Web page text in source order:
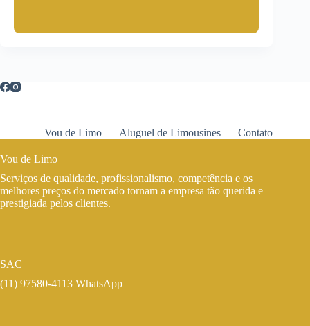
Vou de Limo Aluguel de Limousines Contato
Vou de Limo
Serviços de qualidade, profissionalismo, competência e os
melhores preços do mercado tornam a empresa tão querida e
prestigiada pelos clientes.
SAC
(11) 97580-4113 WhatsApp